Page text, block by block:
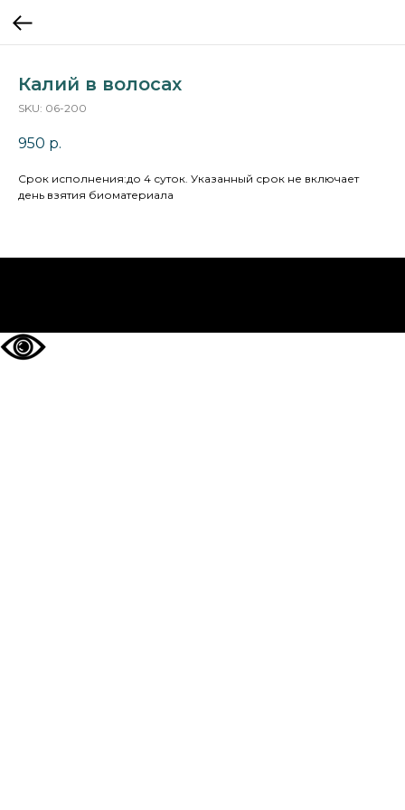
Калий в волосах
SKU: 06-200
950 р.
Cрок исполнения:до 4 суток. Указанный срок не включает
день взятия биоматериала